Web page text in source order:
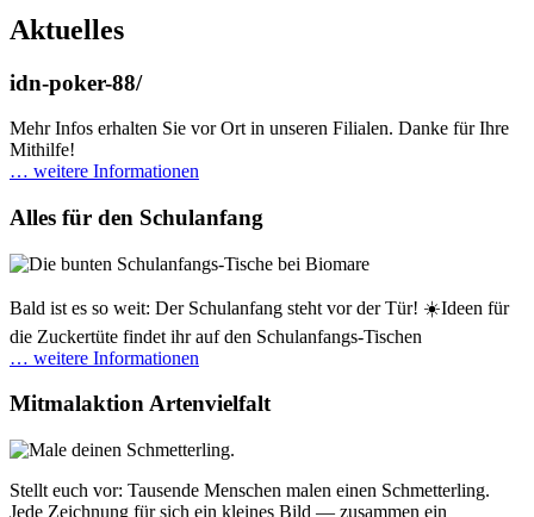
Aktuelles
idn-poker-88/
Mehr Infos erhalten Sie vor Ort in unseren Filialen. Danke für Ihre
Mithilfe!
… weitere Informationen
Alles für den Schulanfang
Bald ist es so weit: Der Schulanfang steht vor der Tür! ☀️Ideen für
die Zuckertüte findet ihr auf den Schulanfangs-Tischen
… weitere Informationen
Mitmalaktion Artenvielfalt
Stellt euch vor: Tausende Menschen malen einen Schmetterling.
Jede Zeichnung für sich ein kleines Bild — zusammen ein